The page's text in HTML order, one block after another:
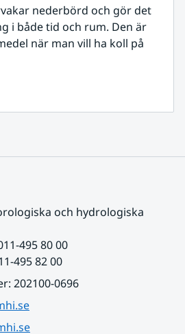
nederbörd och gör det
i både tid och rum. Den är
när man vill ha koll på
och hydrologiska
495 80 00
495 82 00
202100-0696